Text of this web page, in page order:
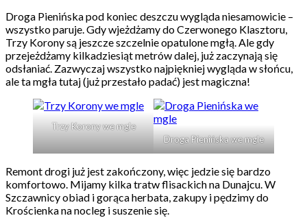
Droga Pienińska pod koniec deszczu wygląda niesamowicie –
wszystko paruje. Gdy wjeżdżamy do Czerwonego Klasztoru,
Trzy Korony są jeszcze szczelnie opatulone mgłą. Ale gdy
przejeżdżamy kilkadziesiąt metrów dalej, już zaczynają się
odsłaniać. Zazwyczaj wszystko najpiękniej wygląda w słońcu,
ale ta mgła tutaj (już przestało padać) jest magiczna!
Trzy Korony we mgle
Droga Pienińska we mgle
Remont drogi już jest zakończony, więc jedzie się bardzo
komfortowo. Mijamy kilka tratw flisackich na Dunajcu. W
Szczawnicy obiad i gorąca herbata, zakupy i pędzimy do
Krościenka na nocleg i suszenie się.